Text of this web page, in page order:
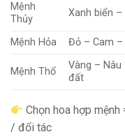
Mệnh
Thủy
Xanh biển –
Mệnh Hỏa Đỏ – Cam –
Mệnh Thổ
Vàng – Nâu
đất
Chọn hoa hợp
/ đối tác